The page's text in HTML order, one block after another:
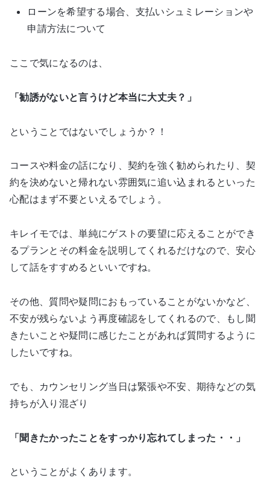
ローンを希望する場合、支払いシュミレーションや
申請方法について
ここで気になるのは、
「勧誘がないと言うけど本当に大丈夫？」
ということではないでしょうか？！
コースや料金の話になり、契約を強く勧められたり、契
約を決めないと帰れない雰囲気に追い込まれるといった
心配はまず不要といえるでしょう。
キレイモでは、単純にゲストの要望に応えることができ
るプランとその料金を説明してくれるだけなので、安心
して話をすすめるといいですね。
その他、質問や疑問におもっていることがないかなど、
不安が残らないよう再度確認をしてくれるので、もし聞
きたいことや疑問に感じたことがあれば質問するように
したいですね。
でも、カウンセリング当日は緊張や不安、期待などの気
持ちが入り混ざり
「聞きたかったことをすっかり忘れてしまった・・」
ということがよくあります。